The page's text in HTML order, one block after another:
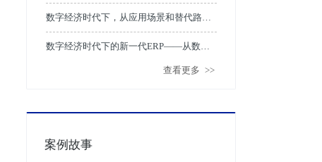
变化？
数字经济时代下，从应用场景和替代路径
来看新一代ERP
数字经济时代下的新一代ERP——从数据
图谱、算法、微服务和云计算看未来趋势
查看更多 >>
案例故事